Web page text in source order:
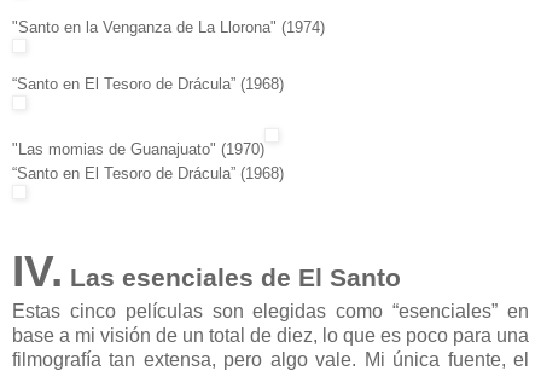
"Santo en la Venganza de La Llorona" (1974)
“Santo en El Tesoro de Drácula” (1968)
"Las momias de Guanajuato" (1970)
“Santo en El Tesoro de Drácula” (1968)
IV. Las esenciales de El Santo
Estas cinco películas son elegidas como “esenciales” en
base a mi visión de un total de diez, lo que es poco para una
filmografía tan extensa, pero algo vale. Mi única fuente, el